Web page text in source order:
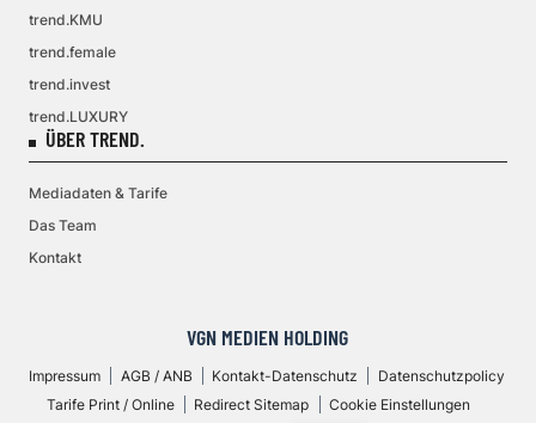
trend.KMU
trend.female
trend.invest
trend.LUXURY
ÜBER TREND.
Mediadaten & Tarife
Das Team
Kontakt
VGN MEDIEN HOLDING
Impressum AGB / ANB Kontakt-Datenschutz
Datenschutzpolicy
Tarife Print / Online
Redirect Sitemap
Cookie Einstellungen